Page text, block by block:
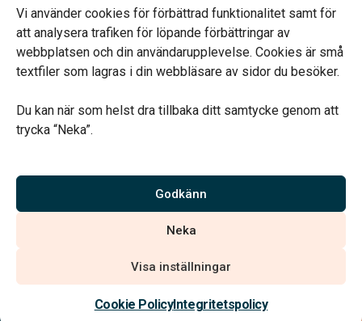
Vi använder cookies för förbättrad funktionalitet samt för
att analysera trafiken för löpande förbättringar av
webbplatsen och din användarupplevelse. Cookies är små
textfiler som lagras i din webbläsare av sidor du besöker.
Du kan när som helst dra tillbaka ditt samtycke genom att
trycka “Neka”.
Godkänn
Neka
Visa inställningar
Cookie PolicyIntegritetspolicy
Kontakta oss
Telefonjour dygnet runt.
Vårt systerbolag Verahill hjälper dig med familjejuridiken –
Vi är auktoriserade av Sveriges Begravningsbyråers Förbund och
har högt ställda krav på utbildning, kvalitet, miljö och arbetsmiljö.